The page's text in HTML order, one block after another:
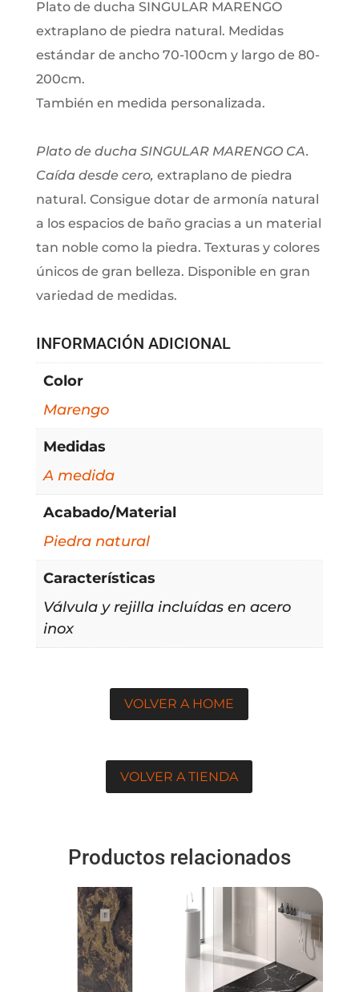
Plato de ducha SINGULAR MARENGO
extraplano de piedra natural. Medidas
estándar de ancho 70-100cm y largo de 80-
200cm.
También en medida personalizada.
Plato de ducha SINGULAR MARENGO CA.
Caída desde cero, extraplano de piedra
natural. Consigue dotar de armonía natural
a los espacios de baño gracias a un material
tan noble como la piedra. Texturas y colores
únicos de gran belleza. Disponible en gran
variedad de medidas.
INFORMACIÓN ADICIONAL
Color
Marengo
Medidas
A medida
Acabado/Material
Piedra natural
Características
Válvula y rejilla incluídas en acero
inox
VOLVER A HOME
VOLVER A TIENDA
Productos relacionados